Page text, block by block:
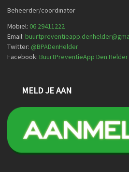
Beheerder/coördinator
Mobiel: 06 29411222
Email:
Twitter: @BPADenHelder
Facebook: BuurtPreventieApp Den Helder
MELD JE AAN